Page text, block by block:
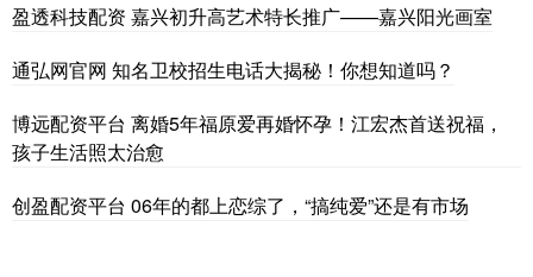
盈透科技配资 嘉兴初升高艺术特长推广——嘉兴阳光画室
通弘网官网 知名卫校招生电话大揭秘！你想知道吗？
博远配资平台 离婚5年福原爱再婚怀孕！江宏杰首送祝福，
孩子生活照太治愈
创盈配资平台 06年的都上恋综了，“搞纯爱”还是有市场